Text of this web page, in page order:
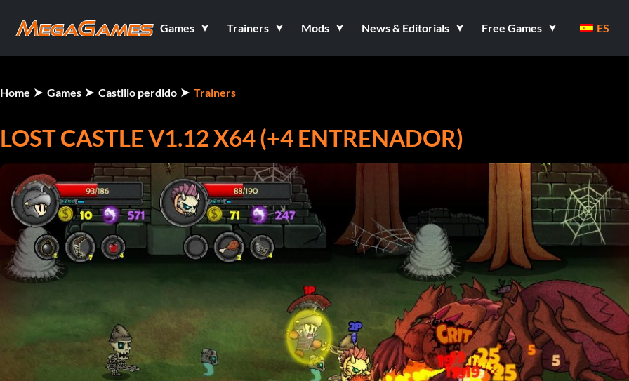
Games Trainers Mods News & Editorials Free Games ES
Home Games Castillo perdido Trainers
LOST CASTLE V1.12 X64 (+4 ENTRENADOR)